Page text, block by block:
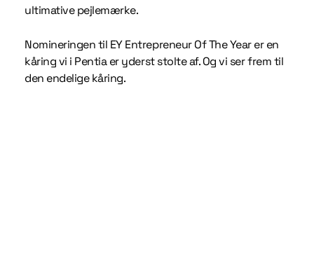
ultimative pejlemærke.
Nomineringen til EY Entrepreneur Of The Year er en
kåring vi i Pentia er yderst stolte af. Og vi ser frem til
den endelige kåring.